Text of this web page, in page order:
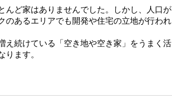
ど家はありませんでした。しかし、人口が
のあるエリアでも開発や住宅の立地が行われ
続けている「空き地や空き家」をうまく活
ます。